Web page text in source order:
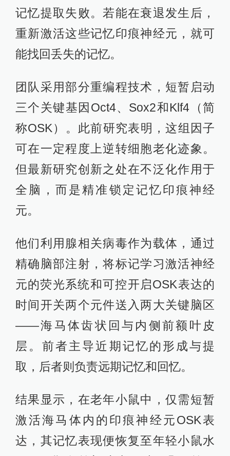
记忆提取失败。若能在衰退发生后，
重新激活这些记忆印痕神经元，就可
能找回丢失的记忆。
团队采用部分重编程技术，短暂启动
三个关键基因Oct4、Sox2和Klf4（简
称OSK）。此前研究表明，这组因子
可在一定程度上逆转细胞老化迹象。
但最新研究创新之处在不泛化作用于
全脑，而是精准锁定记忆印痕神经
元。
他们利用腺相关病毒作为载体，通过
精确脑部注射，将标记学习激活神经
元的荧光系统和可控开启OSK表达的
时间开关两个元件送入两大关键脑区
——海马体齿状回与内侧前额叶皮
层。前者主导近期记忆的形成与提
取，后者则负责远期记忆和回忆。
结果显示，在老年小鼠中，仅需短暂
激活海马体内的印痕神经元OSK表
达，其记忆表现便恢复至年轻小鼠水